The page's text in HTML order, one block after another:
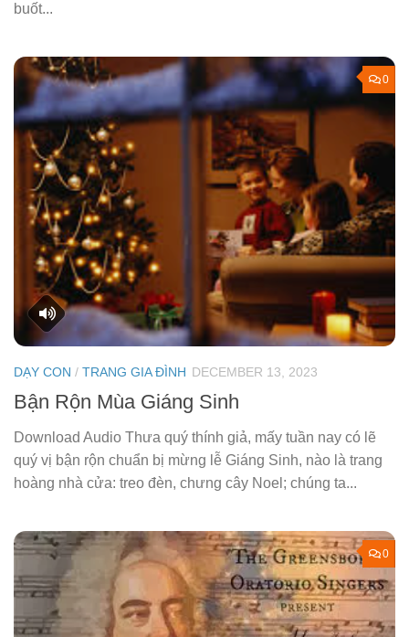
buốt...
0
DẠY CON / TRANG GIA ĐÌNH DECEMBER 13, 2023
Bận Rộn Mùa Giáng Sinh
Download Audio Thưa quý thính giả, mấy tuần nay có lẽ
quý vị bận rộn chuẩn bị mừng lễ Giáng Sinh, nào là trang
hoàng nhà cửa: treo đèn, chưng cây Noel; chúng ta...
0